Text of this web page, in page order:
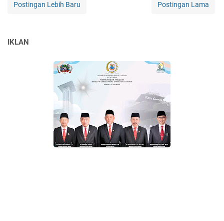
Postingan Lebih Baru Postingan Lama
IKLAN